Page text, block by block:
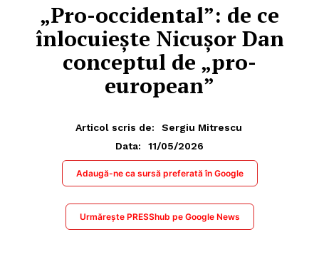
„Pro-occidental”: de ce
înlocuiește Nicușor Dan
conceptul de „pro-
european”
Articol scris de:
Sergiu Mitrescu
Data:
11/05/2026
Adaugă-ne ca sursă preferată în Google
Urmărește PRESShub pe Google News